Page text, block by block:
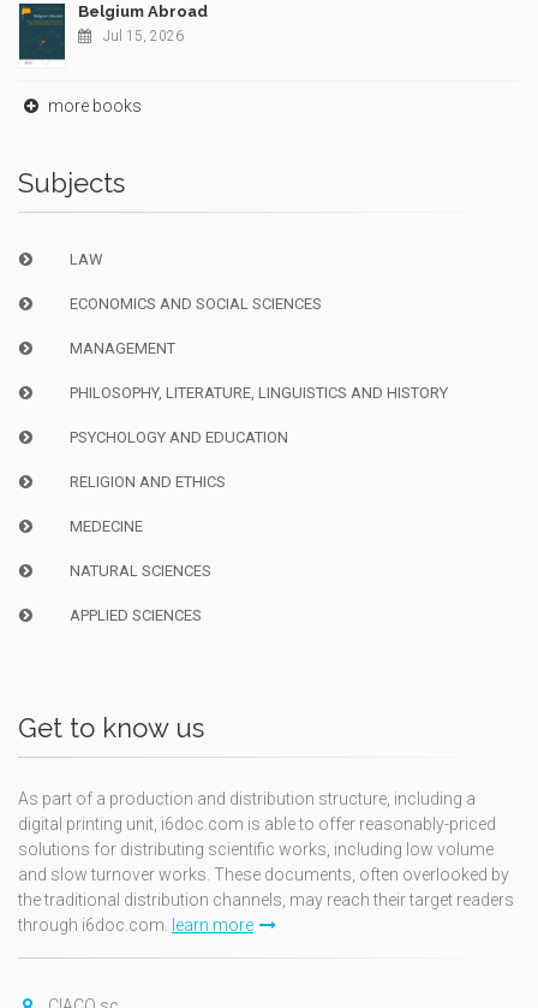
Belgium Abroad
Jul 15, 2026
more books
Subjects
LAW
ECONOMICS AND SOCIAL SCIENCES
MANAGEMENT
PHILOSOPHY, LITERATURE, LINGUISTICS AND HISTORY
PSYCHOLOGY AND EDUCATION
RELIGION AND ETHICS
MEDECINE
NATURAL SCIENCES
APPLIED SCIENCES
Get to know us
As part of a production and distribution structure, including a
digital printing unit, i6doc.com is able to offer reasonably-priced
solutions for distributing scientific works, including low volume
and slow turnover works. These documents, often overlooked by
the traditional distribution channels, may reach their target readers
through i6doc.com.
learn more